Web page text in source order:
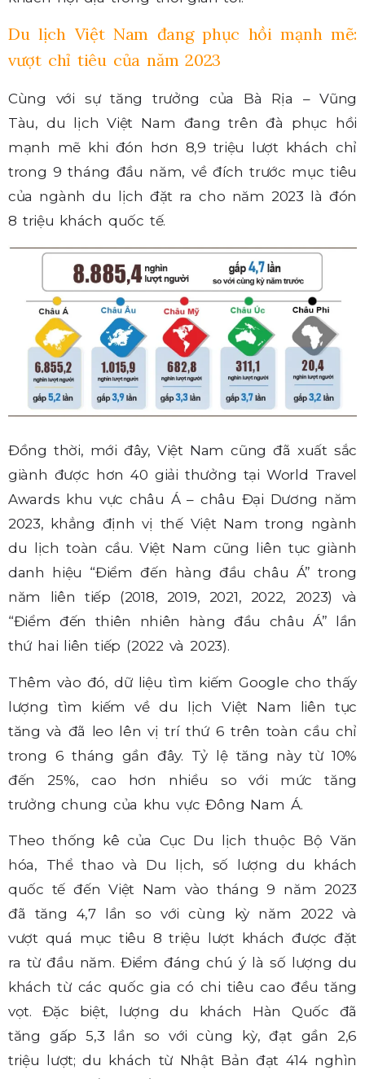
Du lịch Việt Nam đang phục hồi mạnh mẽ:
vượt chỉ tiêu của năm 2023
Cùng với sự tăng trưởng của Bà Rịa – Vũng
Tàu, du lịch Việt Nam đang trên đà phục hồi
mạnh mẽ khi đón hơn 8,9 triệu lượt khách chỉ
trong 9 tháng đầu năm, về đích trước mục tiêu
của ngành du lịch đặt ra cho năm 2023 là đón
8 triệu khách quốc tế.
Đồng thời, mới đây, Việt Nam cũng đã xuất sắc
giành được hơn 40 giải thưởng tại World Travel
Awards khu vực châu Á – châu Đại Dương năm
2023, khẳng định vị thế Việt Nam trong ngành
du lịch toàn cầu. Việt Nam cũng liên tục giành
danh hiệu “Điểm đến hàng đầu châu Á” trong
năm liên tiếp (2018, 2019, 2021, 2022, 2023) và
“Điểm đến thiên nhiên hàng đầu châu Á” lần
thứ hai liên tiếp (2022 và 2023).
Thêm vào đó, dữ liệu tìm kiếm Google cho thấy
lượng tìm kiếm về du lịch Việt Nam liên tục
tăng và đã leo lên vị trí thứ 6 trên toàn cầu chỉ
trong 6 tháng gần đây. Tỷ lệ tăng này từ 10%
đến 25%, cao hơn nhiều so với mức tăng
trưởng chung của khu vực Đông Nam Á.
Theo thống kê của Cục Du lịch thuộc Bộ Văn
hóa, Thể thao và Du lịch, số lượng du khách
quốc tế đến Việt Nam vào tháng 9 năm 2023
đã tăng 4,7 lần so với cùng kỳ năm 2022 và
vượt quá mục tiêu 8 triệu lượt khách được đặt
ra từ đầu năm. Điểm đáng chú ý là số lượng du
khách từ các quốc gia có chi tiêu cao đều tăng
vọt. Đặc biệt, lượng du khách Hàn Quốc đã
tăng gấp 5,3 lần so với cùng kỳ, đạt gần 2,6
triệu lượt; du khách từ Nhật Bản đạt 414 nghìn